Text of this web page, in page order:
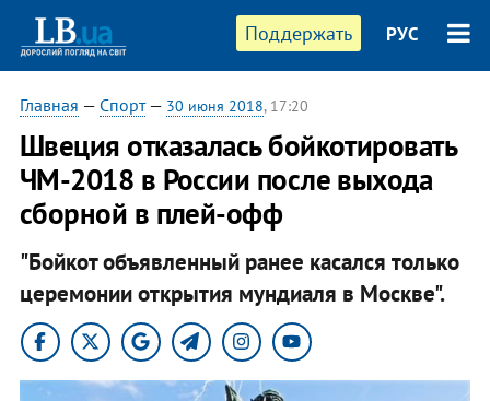
Поддержать РУС
Главная — Спорт— 30 июня 2018, 17:20
Швеция отказалась бойкотировать
ЧМ-2018 в России после выхода
сборной в плей-офф
"Бойкот объявленный ранее касался только
церемонии открытия мундиаля в Москве".